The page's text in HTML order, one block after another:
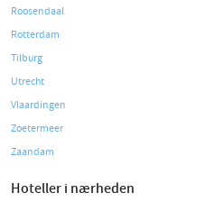
Roosendaal
Rotterdam
Tilburg
Utrecht
Vlaardingen
Zoetermeer
Zaandam
Hoteller i nærheden